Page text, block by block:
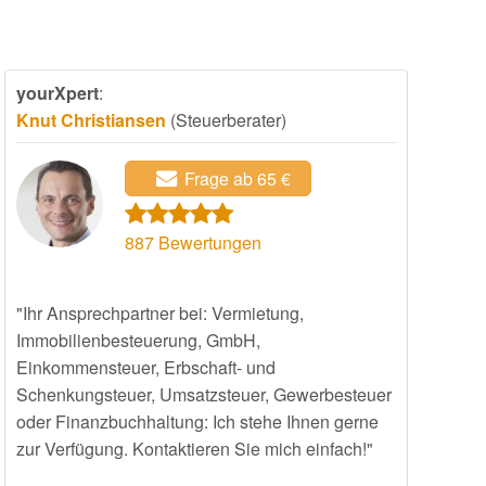
yourXpert:
Knut Christiansen (Steuerberater)
Frage ab 65 €
887 Bewertungen
"Ihr Ansprechpartner bei: Vermietung,
Immobilienbesteuerung, GmbH,
Einkommensteuer, Erbschaft- und
Schenkungsteuer, Umsatzsteuer, Gewerbesteuer
oder Finanzbuchhaltung: Ich stehe Ihnen gerne
zur Verfügung. Kontaktieren Sie mich einfach!"